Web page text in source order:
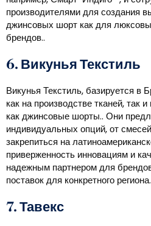
производителями для создания
джинсовых шорт как для
брендов..
6. Викунья Текстиль
Викунья Текстиль, базируется в
как на производстве тканей, так
как джинсовые шорты.. Они
индивидуальных опций, от
закрепиться на
приверженность инновациям и
надежным партнером для
поставок для конкретного
7. Тавекс